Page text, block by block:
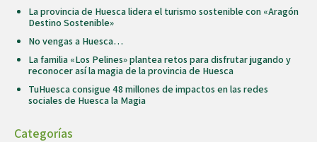
La provincia de Huesca lidera el turismo sostenible con «Aragón
Destino Sostenible»
No vengas a Huesca…
La familia «Los Pelines» plantea retos para disfrutar jugando y
reconocer así la magia de la provincia de Huesca
TuHuesca consigue 48 millones de impactos en las redes
sociales de Huesca la Magia
Categorías